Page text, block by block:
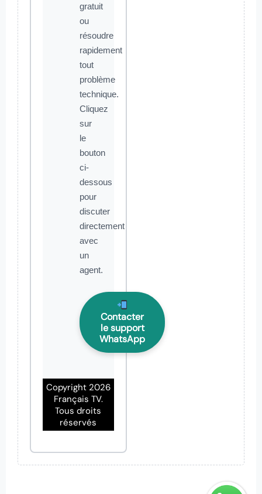
gratuit
ou
résoudre
rapidement
tout
problème
technique.
Cliquez
sur
le
bouton
ci-
dessous
pour
discuter
directement
avec
un
agent.
Contacter
le support
WhatsApp
Copyright 2026
Français TV.
Tous droits
réservés